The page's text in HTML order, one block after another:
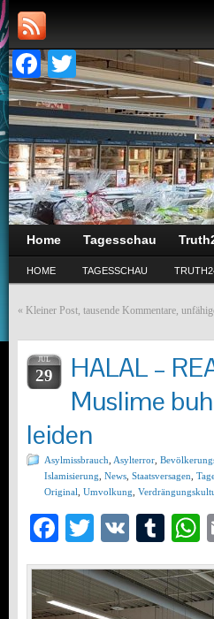
Facebook
Twitter
Home Tagesschau
HOME TAGESSCHAU
« Kleiner Post, tausende Kommentare,
JUL
29
HALAL –
Muslime
leiden
Asylmissbrauch Asylterror
Islamisierung News Staatsversagen
Original Umvolkung
Facebook
Twitter
VK